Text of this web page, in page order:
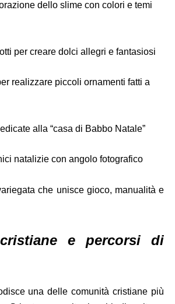
dello slime con colori e temi
per creare dolci allegri e fantasiosi
realizzare piccoli ornamenti fatti a
alla “casa di Babbo Natale”
natalizie con angolo fotografico
che unisce gioco, manualità e
e percorsi di
una delle comunità cristiane più